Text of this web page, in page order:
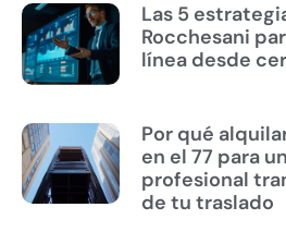
Las 5
Rocchesani
línea desde
Por qué
en el 77 para
profesional
de tu traslado